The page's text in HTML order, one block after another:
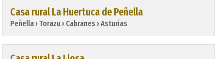
Casa rural La Huertuca de Peñella
Peñella › Torazu › Cabranes › Asturias